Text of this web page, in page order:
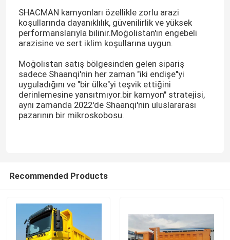
SHACMAN kamyonları özellikle zorlu arazi
koşullarında dayanıklılık, güvenilirlik ve yüksek
performanslarıyla bilinir.Moğolistan'ın engebeli
arazisine ve sert iklim koşullarına uygun.
Moğolistan satış bölgesinden gelen sipariş
sadece Shaanqi'nin her zaman "iki endişe"yi
uyguladığını ve "bir ülke"yi teşvik ettiğini
derinlemesine yansıtmıyor.bir kamyon" stratejisi,
aynı zamanda 2022'de Shaanqi'nin uluslararası
pazarının bir mikroskobosu.
Recommended Products